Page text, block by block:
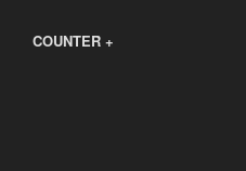
COUNTER +